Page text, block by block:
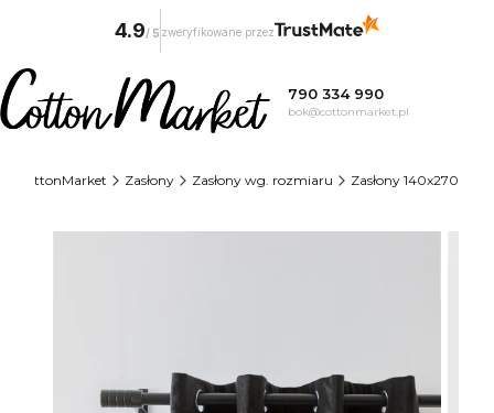
790 334 990
bok@cottonmarket.pl
CottonMarket Zasłony Zasłony wg. rozmiaru Zasłony 140x270
4.9/ 5 zweryfikowane przez